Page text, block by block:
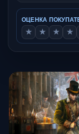
ОЦЕНКА
★ ★ ★ ★